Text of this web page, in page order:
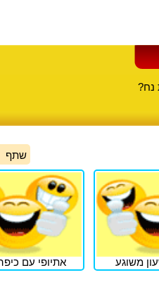
נח?
שתף
משוגע אתיופי עם